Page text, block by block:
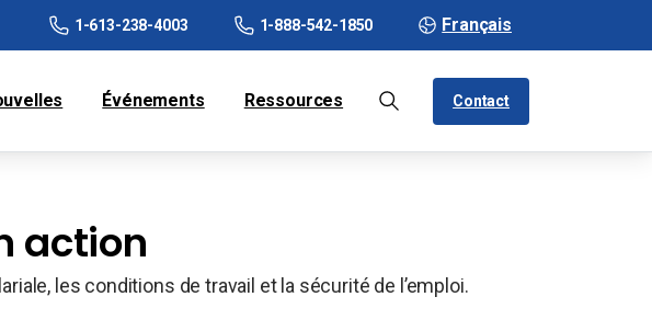
1-613-238-4003 1-888-542-1850 Français
Événements Ressources Contact
action
les conditions de travail et la sécurité de l’emploi.